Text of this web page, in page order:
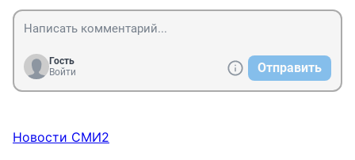
Гость
Войти
Отправить
Новости СМИ2